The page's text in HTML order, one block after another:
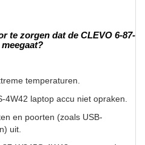
te zorgen dat de CLEVO 6-87-
temperaturen.
4W42 laptop accu niet opraken.
en poorten (zoals USB-
uit.